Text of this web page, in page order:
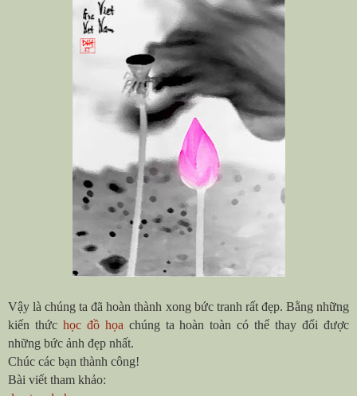
Vậy là chúng ta đã hoàn thành xong bức tranh rất đẹp. Bằng những
kiến thức học đồ họa chúng ta hoàn toàn có thể thay đổi được
những bức ảnh đẹp nhất.
Chúc các bạn thành công!
Bài viết tham khảo: